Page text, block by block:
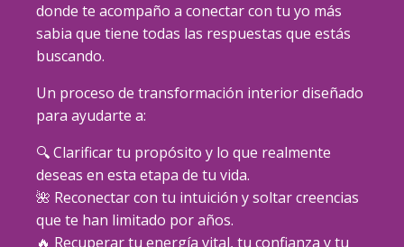
donde te acompaño a conectar con tu yo más
sabia que tiene todas las respuestas que estás
buscando.
Un proceso de transformación interior diseñado
para ayudarte a:
🔍 Clarificar tu propósito y lo que realmente
deseas en esta etapa de tu vida.
🌺 Reconectar con tu intuición y soltar creencias
que te han limitado por años.
🔥 Recuperar tu energía vital, tu confianza y tu